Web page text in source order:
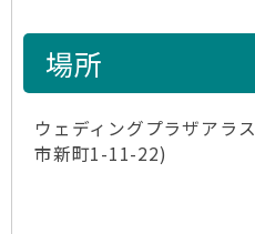
場所
ウェディングプラザアラ
市新町1-11-22)